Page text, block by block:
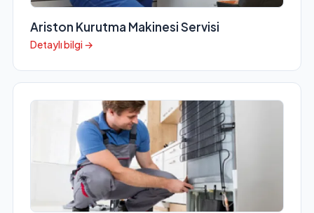
Ariston Kurutma Makinesi Servisi
Detaylı bilgi →